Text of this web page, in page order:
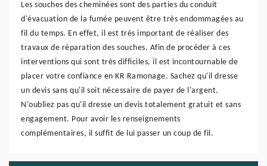
Les souches des cheminées sont des parties du conduit
d'évacuation de la fumée peuvent être très endommagées au
fil du temps. En effet, il est très important de réaliser des
travaux de réparation des souches. Afin de procéder à ces
interventions qui sont très difficiles, il est incontournable de
placer votre confiance en KR Ramonage. Sachez qu'il dresse
un devis sans qu'il soit nécessaire de payer de l'argent.
N'oubliez pas qu'il dresse un devis totalement gratuit et sans
engagement. Pour avoir les renseignements
complémentaires, il suffit de lui passer un coup de fil.